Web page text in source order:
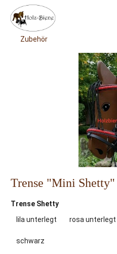
Pony
Spike
Zubehör
Trense "Mini Shetty"
Trense Shetty
lila unterlegt
rosa unterlegt
schwarz